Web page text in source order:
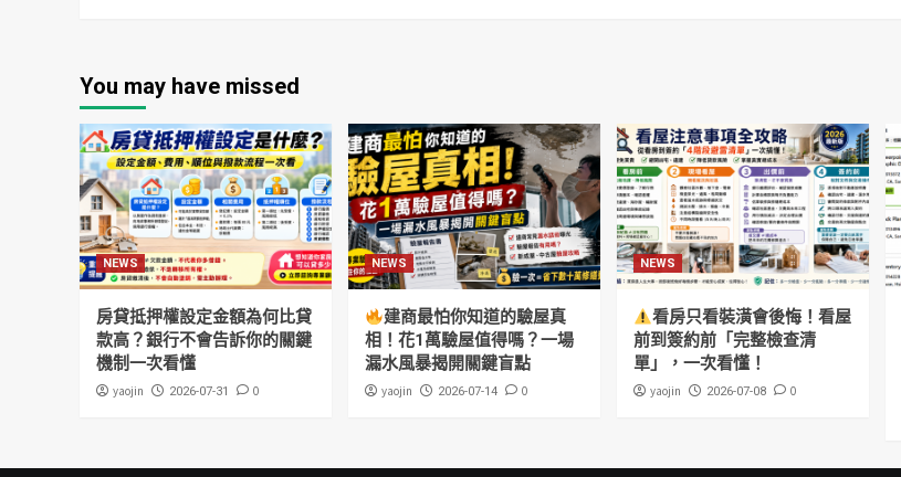
You may have missed
NEWS
房貸抵押權設定金額為何比貸
款高？銀行不會告訴你的關鍵
機制一次看懂
yaojin 2026-07-31 0
NEWS
建商最怕你知道的驗屋真
相！花1萬驗屋值得嗎？一場
漏水風暴揭開關鍵盲點
yaojin 2026-07-14 0
NEWS
看房只看裝潢會後悔！看屋
前到簽約前「完整檢查清
單」，一次看懂！
yaojin 2026-07-08 0